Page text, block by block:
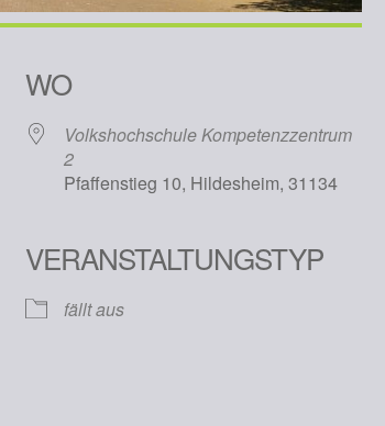
Google Kalender iCalendar
WO
Volkshochschule Kompetenzzentrum
2
Pfaffenstieg 10, Hildesheim, 31134
VERANSTALTUNGSTYP
fällt aus